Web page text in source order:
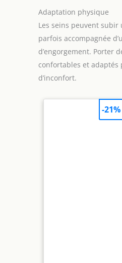
Adaptation physique
Les seins peuvent
parfois accompagnée
d’engorgement. Porter
confortables et adaptés
d’inconfort.
-21%